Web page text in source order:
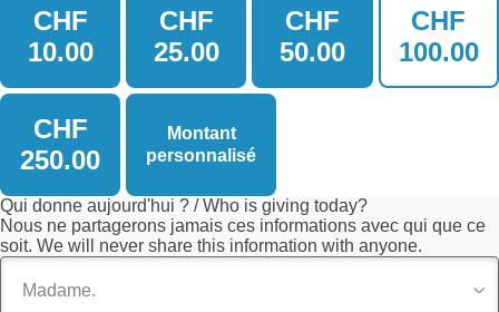
CHF
10.00
CHF
25.00
CHF
50.00
CHF
100.00
CHF
250.00
Montant
personnalisé
Qui donne aujourd'hui ? / Who is giving today?
Nous ne partagerons jamais ces informations avec qui que ce
soit. We will never share this information with anyone.
Titre